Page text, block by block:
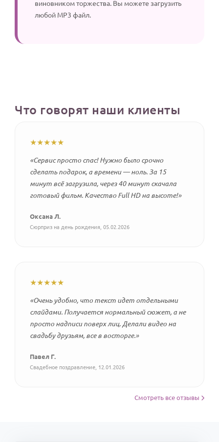
виновником торжества. Вы можете загрузить
любой MP3 файл.
Что говорят наши клиенты
★★★★★
«Сервис просто спас! Нужно было срочно
сделать подарок, а времени — ноль. За 15
минут всё загрузила, через 40 минут скачала
готовый фильм. Качество Full HD на высоте!»
Оксана Л.
Сюрприз на день рождения, 05.02.2026
★★★★★
«Очень удобно, что текст идет отдельными
слайдами. Получается нормальный сюжет, а не
просто надписи поверх лиц. Делали видео на
свадьбу друзьям, все в восторге.»
Павел Г.
Свадебное поздравление, 12.01.2026
Смотреть все отзывы